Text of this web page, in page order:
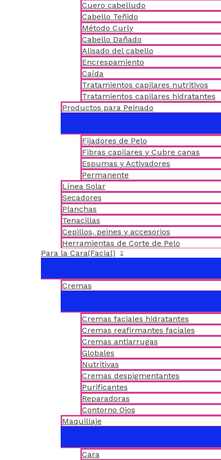
Cuero cabelludo
Cabello Teñido
Método Curly
Cabello Dañado
Alisado del cabello
Encrespamiento
Caída
Tratamientos capilares nutritivos
Tratamientos capilares hidratantes
Productos para Peinado
Fijadores de Pelo
Fibras capilares y Cubre canas
Espumas y Activadores
Permanente
Línea Solar
Secadores
Planchas
Tenacillas
Cepillos, peines y accesorios
Herramientas de Corte de Pelo
Para la Cara(Facial)
Cremas
Cremas faciales hidratantes
Cremas reafirmantes faciales
Cremas antiarrugas
Globales
Nutritivas
Cremas despigmentantes
Purificantes
Reparadoras
Contorno Ojos
Maquillaje
Cara